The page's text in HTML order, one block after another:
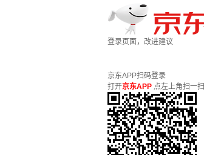
登录页面，改进建议
京东APP扫码登录
打开京东APP 点左上角扫一扫